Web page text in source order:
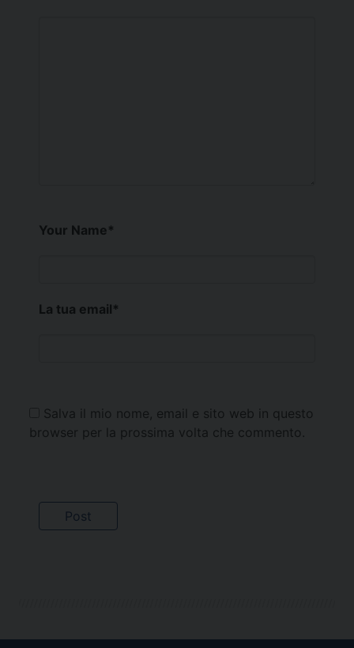
Your Name*
La tua email*
Salva il mio nome, email e sito web in questo
browser per la prossima volta che commento.